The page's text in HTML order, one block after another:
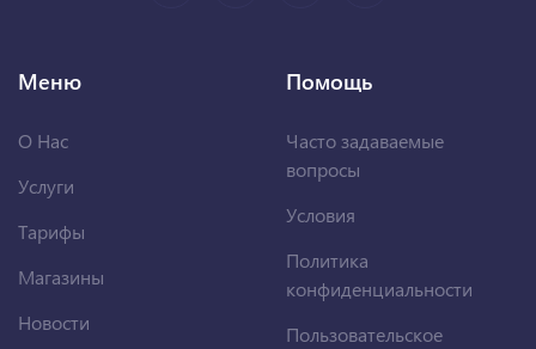
Меню
О Нас
Услуги
Тарифы
Магазины
Новости
Помощь
Часто задаваемые
вопросы
Условия
Политика
конфиденциальности
Пользовательское